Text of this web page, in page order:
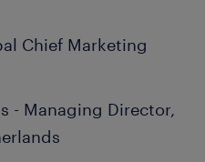
Chief Marketing
- Managing Director,